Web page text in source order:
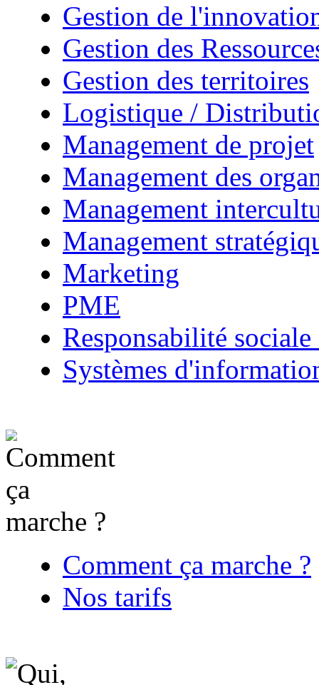
Gestion de
Gestion des
Gestion des territoires
Logistique /
Management de projet
Management des
Management
Management
Marketing
PME
Responsabilité
Systèmes
Comment ça marche ?
Nos tarifs